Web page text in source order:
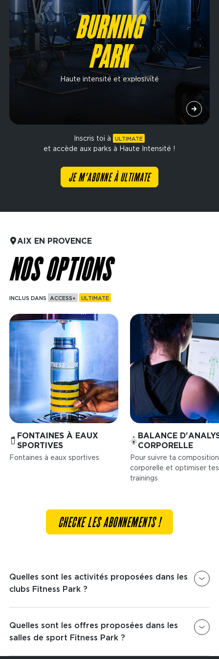
BURNING
PARK
Haute intensité et explosivité
Inscris toi à ULTIMATE
et accède aux parks à Haute Intensité !
JE M’ABONNE À ULTIMATE
AIX EN PROVENCE
NOS OPTIONS
INCLUS DANS ACCESS+ ULTIMATE
Image
FONTAINES À EAUX
SPORTIVES
Fontaines à eaux sportives
Image
BALANCE
CORPORELLE
Pour suivre ta composition
corporelle et optimiser tes
trainings
CHECKE LES ABONNEMENTS !
Quelles sont les activités proposées dans les
clubs Fitness Park ?
un espaceMusculation,Cardio&Cross-Training
afin que tu puisses venir t'entraîner dans les
Quelles sont les offres proposées dans les
salles de sport Fitness Park ?